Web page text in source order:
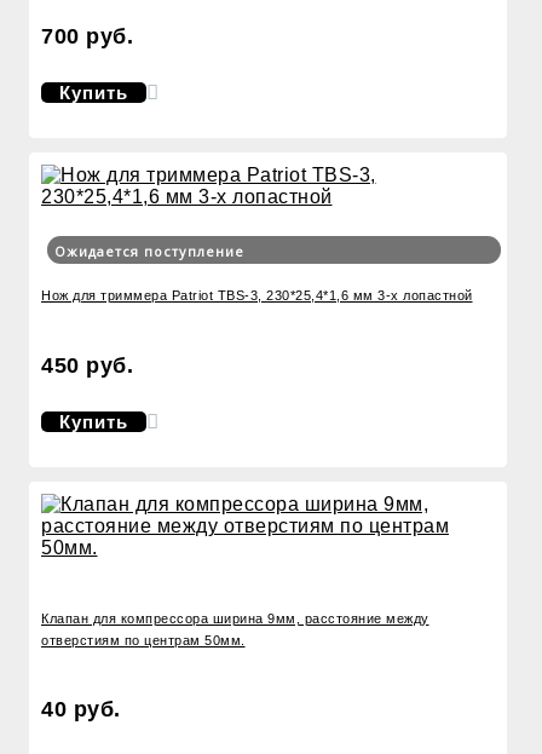
700 руб.
Купить
Ожидается поступление
Нож для триммера Patriot TBS-3, 230*25,4*1,6 мм 3-х лопастной
450 руб.
Купить
Клапан для компрессора ширина 9мм, расстояние между
отверстиям по центрам 50мм.
40 руб.